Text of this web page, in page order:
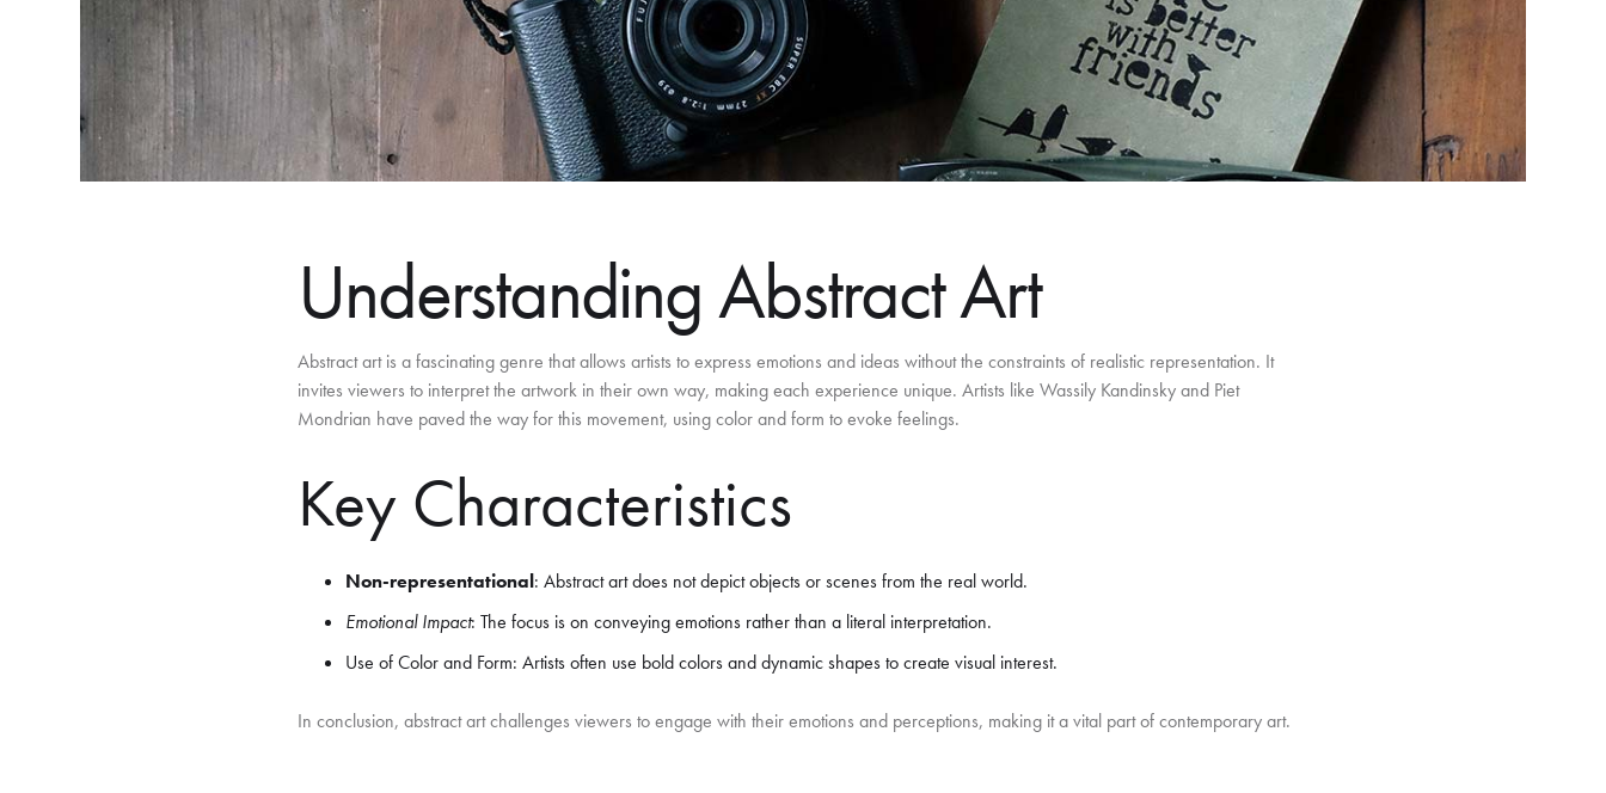
Understanding Abstract Art
Abstract art is a fascinating genre that allows artists to express emotions and ideas without the constraints of realistic representation. It
invites viewers to interpret the artwork in their own way, making each experience unique. Artists like Wassily Kandinsky and Piet
Mondrian have paved the way for this movement, using color and form to evoke feelings.
Key Characteristics
Non-representational: Abstract art does not depict objects or scenes from the real world.
Emotional Impact: The focus is on conveying emotions rather than a literal interpretation.
Use of Color and Form: Artists often use bold colors and dynamic shapes to create visual interest.
In conclusion, abstract art challenges viewers to engage with their emotions and perceptions, making it a vital part of contemporary art.